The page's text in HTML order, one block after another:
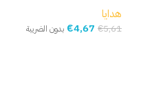
هدايا
€5,61
€4,67 بدون الضريبة